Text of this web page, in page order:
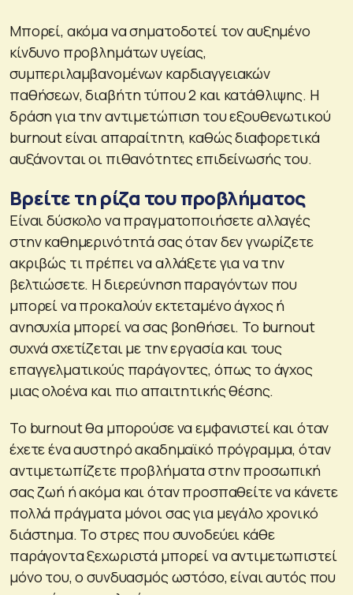
Μπορεί, ακόμα να σηματοδοτεί τον αυξημένο
κίνδυνο προβλημάτων υγείας,
συμπεριλαμβανομένων καρδιαγγειακών
παθήσεων, διαβήτη τύπου 2 και κατάθλιψης. Η
δράση για την αντιμετώπιση του εξουθενωτικού
burnout είναι απαραίτητη, καθώς διαφορετικά
αυξάνονται οι πιθανότητες επιδείνωσής του.
Βρείτε τη ρίζα του προβλήματος
Είναι δύσκολο να πραγματοποιήσετε αλλαγές
στην καθημερινότητά σας όταν δεν γνωρίζετε
ακριβώς τι πρέπει να αλλάξετε για να την
βελτιώσετε. Η διερεύνηση παραγόντων που
μπορεί να προκαλούν εκτεταμένο άγχος ή
ανησυχία μπορεί να σας βοηθήσει. Το burnout
συχνά σχετίζεται με την εργασία και τους
επαγγελματικούς παράγοντες, όπως το άγχος
μιας ολοένα και πιο απαιτητικής θέσης.
To burnout θα μπορούσε να εμφανιστεί και όταν
έχετε ένα αυστηρό ακαδημαϊκό πρόγραμμα, όταν
αντιμετωπίζετε προβλήματα στην προσωπική
σας ζωή ή ακόμα και όταν προσπαθείτε να κάνετε
πολλά πράγματα μόνοι σας για μεγάλο χρονικό
διάστημα. Το στρες που συνοδεύει κάθε
παράγοντα ξεχωριστά μπορεί να αντιμετωπιστεί
μόνο του, ο συνδυασμός ωστόσο, είναι αυτός που